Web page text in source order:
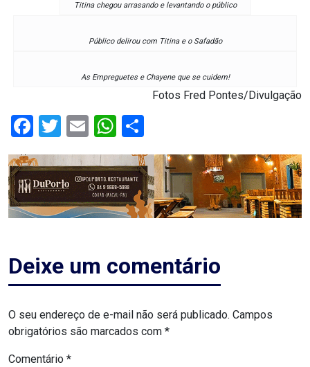
ASSEMBLEIA
LEGISLATIVA
DO
RN
RN
ASSISTÊNCIA
MÉDICA
BASTIDORES
Titina chegou arrasando e levantando o público
Público delirou com Titina e o Safadão
As Empreguetes e Chayene que se cuidem!
Fotos Fred Pontes/Divulgação
Facebook
Twitter
EmailWhatsApp
Deixe um comentário
O seu endereço de e-mail não será publicado. Campos
obrigatórios são marcados com *
Comentário *